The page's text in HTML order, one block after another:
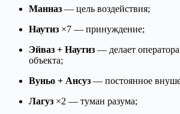
Манназ — цель воздействия;
Наутиз ×7 — принуждение;
Эйваз + Наутиз — делает
объекта;
Вуньо + Ансуз — постоянное
Лагуз ×2 — туман разума;